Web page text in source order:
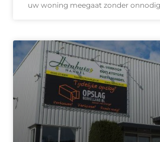
uw woning meegaat zonder